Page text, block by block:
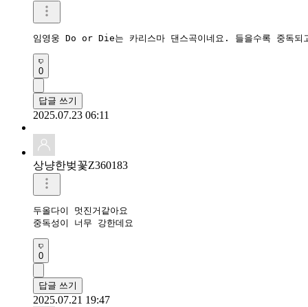
0
답글 쓰기
2025.07.23 06:11
상냥한벚꽃Z360183
두올다이 멋진거같아요
중독성이 너무 강한데요
0
답글 쓰기
2025.07.21 19:47